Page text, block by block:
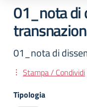
01_nota di
01_nota di
Stampa / Condividi
Tipologia